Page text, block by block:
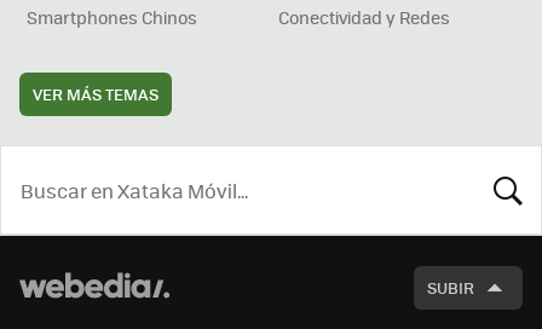
Smartphones Chinos
Conectividad y Redes
VER MÁS TEMAS
SUBIR